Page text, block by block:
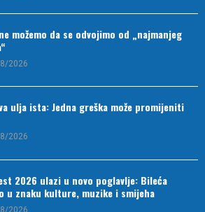
možemo da se odvojimo od „najmanjeg
2026
ulja ista: Jedna greška može promijeniti
2026
2026 ulazi u novo poglavlje: Bileća
u znaku kulture, muzike i smijeha
2026